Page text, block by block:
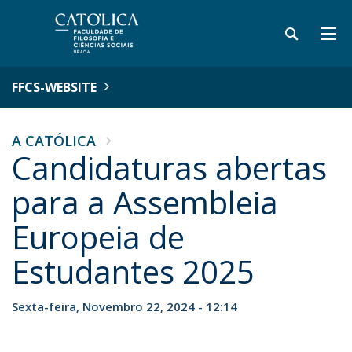
FFCS-WEBSITE
A CATÓLICA
Candidaturas abertas
para a Assembleia
Europeia de
Estudantes 2025
Sexta-feira, Novembro 22, 2024 - 12:14